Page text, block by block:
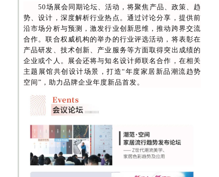
50场展会同期论坛、活动，将聚焦产品、政策、趋
势、设计，深度解析行业热点。通过讨论分享，提供前
沿市场分析与预测，激发行业创新思维，推动跨界交流
合作。联合权威机构的举办的行业评选活动，将表彰在
产品研发、技术创新、产业服务等方面取得突出成绩的
企业或个人。展会还将与知名设计师联名合作，在相关
主题展馆共创设计场景，打造“年度家居新品潮流趋势
空间”，助力品牌企业年度新品首发。